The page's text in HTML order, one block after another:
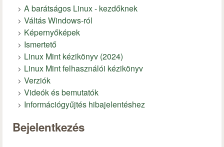
A barátságos Linux - kezdőknek
Váltás Windows-ról
Képernyőképek
Ismertető
Linux Mint kézikönyv (2024)
Linux Mint felhasználói kézikönyv
Verziók
Videók és bemutatók
Információgyűjtés hibajelentéshez
Bejelentkezés